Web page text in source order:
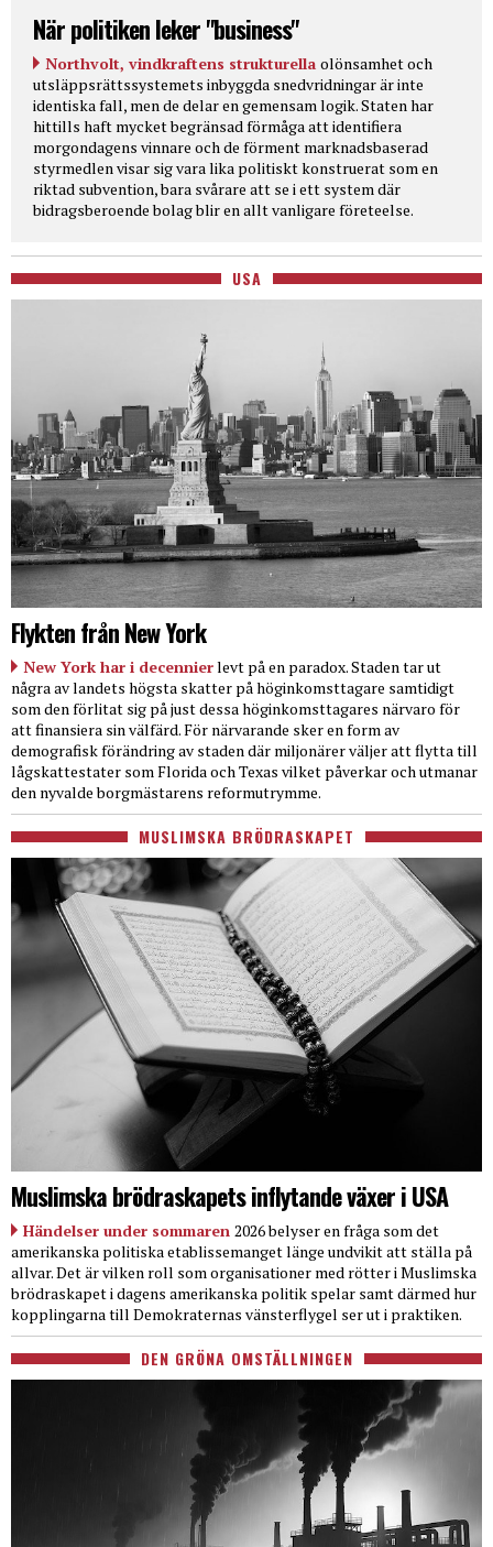
När politiken leker "business"
Northvolt, vindkraftens strukturella olönsamhet och
utsläppsrättssystemets inbyggda snedvridningar är inte
identiska fall, men de delar en gemensam logik. Staten har
hittills haft mycket begränsad förmåga att identifiera
morgondagens vinnare och de förment marknadsbaserad
styrmedlen visar sig vara lika politiskt konstruerat som en
riktad subvention, bara svårare att se i ett system där
bidragsberoende bolag blir en allt vanligare företeelse.
USA
Flykten från New York
New York har i decennierlevt på en paradox. Staden tar ut
några av landets högsta skatter på höginkomsttagare samtidigt
som den förlitat sig på just dessa höginkomsttagares närvaro för
att finansiera sin välfärd. För närvarande sker en form av
demografisk förändring av staden där miljonärer väljer att flytta till
lågskattestater som Florida och Texas vilket påverkar och utmanar
den nyvalde borgmästarens reformutrymme.
MUSLIMSKA BRÖDRASKAPET
Muslimska brödraskapets inflytande växer i USA
Händelser under sommaren 2026 belyser en fråga som det
amerikanska politiska etablissemanget länge undvikit att ställa på
allvar. Det är vilken roll som organisationer med rötter i Muslimska
brödraskapet i dagens amerikanska politik spelar samt därmed hur
kopplingarna till Demokraternas vänsterflygel ser ut i praktiken.
DEN GRÖNA OMSTÄLLNINGEN